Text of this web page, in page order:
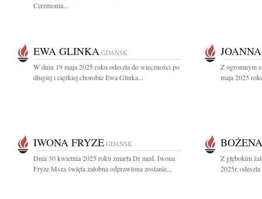
Ceremonia...
EWA GLINKA GDAŃSK
W dniu 19 maja 2025 roku odeszła do wieczności po
długiej i ciężkiej chorobie Ewa Glinka...
Z ogromnym
maja 2025
IWONA FRYZE GDAŃSK
Dnia 30 kwietnia 2025 roku zmarła Dr med. Iwona
Fryze Msza święta żałobna odprawiona zostanie...
Z głębokim
2025r.